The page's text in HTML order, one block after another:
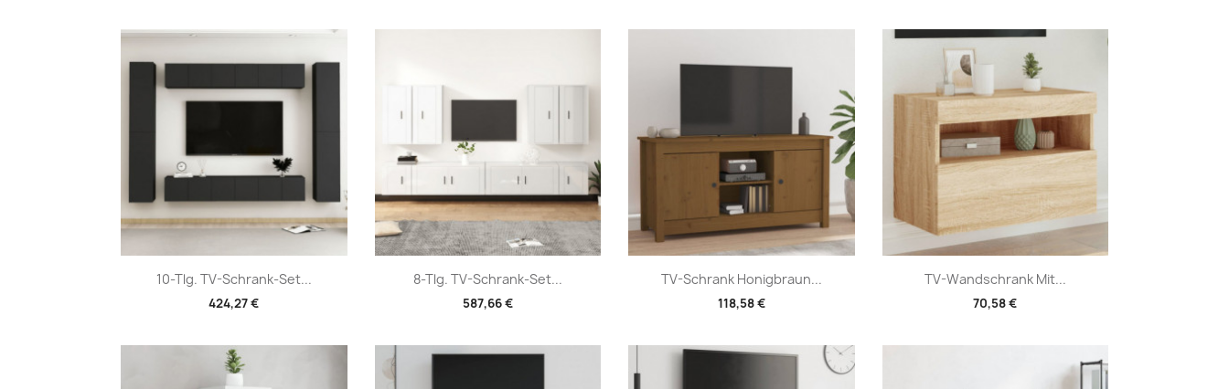
10-Tlg. TV-Schrank-Set...
424,27 €
Vorschau 8-Tlg. TV-Schrank-Set...
587,66 €
Vorschau TV-Schrank Honigbraun...
118,58 €
Vorschau TV-Wandschrank Mit...
70,58 €
Vorschau